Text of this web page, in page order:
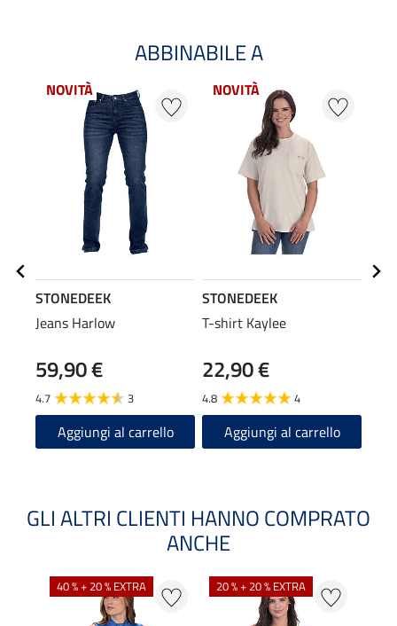
ABBINABILE A
NOVITÀ
STONEDEEK
Jeans Harlow
59,90 €
4.7 3
Aggiungi al carrello
NOVITÀ
STONEDEEK
T-shirt Kaylee
22,90 €
4.8 4
Aggiungi al carrello
GLI ALTRI CLIENTI HANNO COMPRATO
ANCHE
40 % + 20 % EXTRA 20 % + 20 % EXTRA